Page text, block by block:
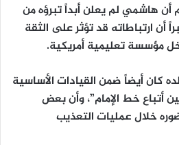
هاشمي لم يعلن أبداً تبرؤه من
أن ارتباطاته قد تؤثر على الثقة
مؤسسة تعليمية أمريكية.
كان أيضاً ضمن القيادات الأساسية
أتباع خط الإمام”، وأن بعض
خلال عمليات التعذيب